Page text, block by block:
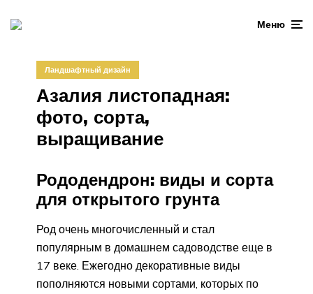
Меню
Ландшафтный дизайн
Азалия листопадная:
фото, сорта,
выращивание
Рододендрон: виды и сорта
для открытого грунта
Род очень многочисленный и стал
популярным в домашнем садоводстве еще в
17 веке. Ежегодно декоративные виды
пополняются новыми сортами, которых по